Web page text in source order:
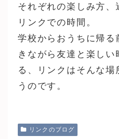
それぞれの楽しみ方、
リンクでの時間。
学校からおうちに帰る
きながら友達と楽しい
る、リンクはそんな場
うのです。
リンクのブログ